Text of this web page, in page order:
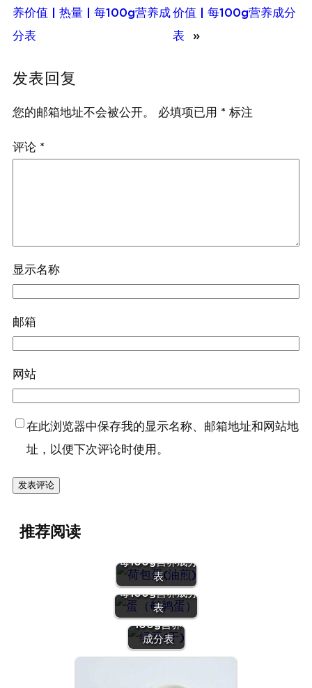
养价值 | 热量 | 每100g营养成
分表
价值 | 每100g营养成分
表
»
发表回复
您的邮箱地址不会被公开。 必填项已用 * 标注
评论 *
显示名称
邮箱
网站
在此浏览器中保存我的显示名称、邮箱地址和网站地
址，以便下次评论时使用。
推荐阅读
每100g营养成分
表
『蛋（鹌鹑
蛋）』营养价值 |
每100g营养成分
表
『绿豆
(干)』营养
价值 | 每
100g营养
成分表